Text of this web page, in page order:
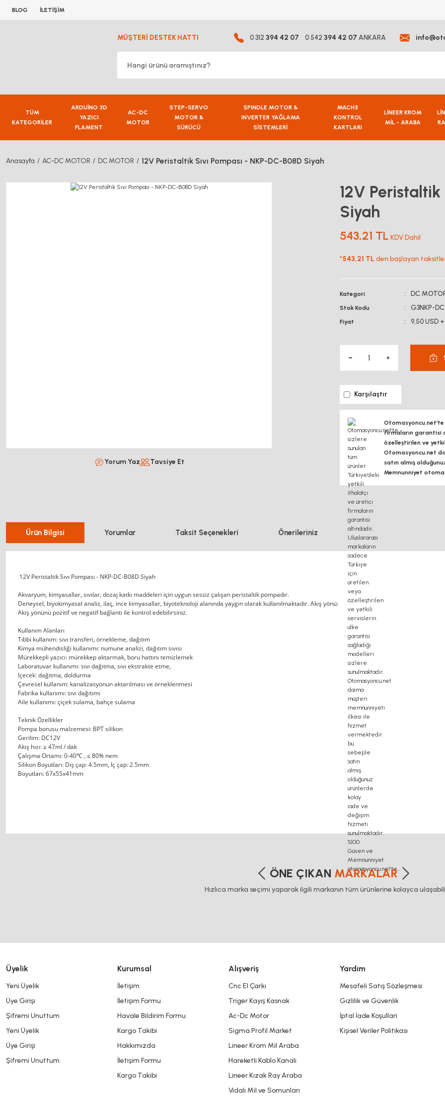
BLOG İLETİŞİM
MÜŞTERİ DESTEK HATTI 0 312 394 42 07 0 542 394 42 07 ANKARA
TÜM
KATEGORİLER
ARDUİNO 3D
YAZICI
FLAMENT
AC-DC
MOTOR
STEP-SERVO
MOTOR &
SÜRÜCÜ
SPINDLE MOTOR &
INVERTER YAĞLAMA
SİSTEMLERİ
MACH3
KONTROL
KARTLARI
LİNEER KROM
MİL - ARABA
Anasayfa AC-DC MOTOR DC MOTOR 12V Peristaltik Sıvı Pompası - NKP-DC-B08D Siyah
Yorum Yaz Tavsiye Et
12V Peristaltik
Siyah
543,21 TL KDV Dahil
*543,21 TL den başlayan
Kategori DC
Stok Kodu G3NKP-
Fiyat 9,50 USD
Karşılaştır
firmaların garantisi
özelleştirilen ve
Otomasyoncu.net
satın almış
Memnunniyet
Ürün Bilgisi Yorumlar Taksit Seçenekleri Önerileriniz
12V Peristaltik Sıvı Pompası - NKP-DC-B08D Siyah
Akvaryum, kimyasallar, sıvılar, dozaj katkı maddeleri için uygun sessiz çalışan peristaltik pompadır.
Deneysel, biyokimyasal analiz, ilaç, ince kimyasallar, biyoteknoloji alanında yaygın olarak kullanılmaktadır. Akış yönü:
Akış yönünü pozitif ve negatif bağlantı ile kontrol edebilirsiniz.
Kullanım Alanları
Tıbbi kullanım: sıvı transferi, örnekleme, dağıtım
Kimya mühendisliği kullanımı: numune analizi, dağıtım sıvısı
Mürekkepli yazıcı: mürekkep aktarmak, boru hattını temizlemek
Laboratuvar kullanımı: sıvı dağıtma, sıvı ekstrakte etme,
İçecek: dağıtma, doldurma
Çevresel kullanım: kanalizasyonun aktarılması ve örneklenmesi
Fabrika kullanımı: sıvı dağıtımı
Aile kullanımı: çiçek sulama, bahçe sulama
Teknik Özellikler
Pompa borusu malzemesi: BPT silikon
Gerilim: DC12V
Akış hızı: ≥ 47ml / dak
Çalışma Ortamı: 0-40℃ , ≤ 80% nem
Silikon Boyutları: Dış çap: 4.5mm, İç çap: 2.5mm
Boyutları: 67x55x41mm
Bu ürüne ilk yorumu siz yapın!
Bu ürünün fiyat bilgisi, resim, ürün açıklamalarında ve diğer konularda yetersiz gördüğünüz noktaları öneri formunu kullanarak tarafımıza iletebilirsiniz.
ÖNE ÇIKAN MARKALAR
Hızlıca marka seçimi yaparak ilgili markanın tüm ürünlerine kolayca
Üyelik
Yeni Üyelik
Üye Girişi
Şifremi Unuttum
Yeni Üyelik
Üye Girişi
Şifremi Unuttum
Kurumsal
İletişim
İletişim Formu
Havale Bildirim Formu
Kargo Takibi
Hakkımızda
İletişim Formu
Kargo Takibi
Alışveriş
Cnc El Çarkı
Triger Kayış Kasnak
Ac-Dc Motor
Sigma Profil Market
Lineer Krom Mil Araba
Hareketli Kablo Kanalı
Lineer Kızak Ray Araba
Vidalı Mil ve Somunları
Yardım
Mesafeli Satış Sözleşmesi
Gizlilik ve Güvenlik
İptal İade Koşullari
Kişisel Veriler Politikası